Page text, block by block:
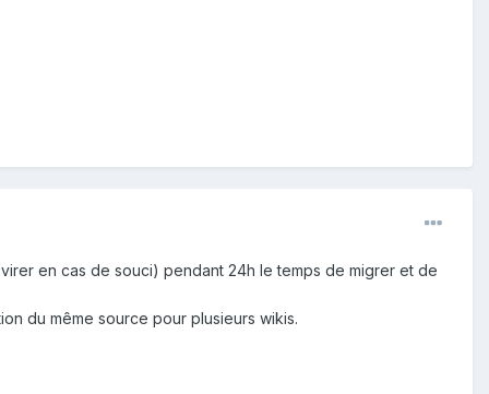
en cas de souci) pendant 24h le temps de migrer et de
du même source pour plusieurs wikis.